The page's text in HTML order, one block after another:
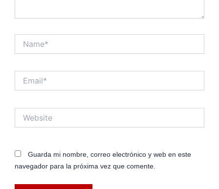
Guarda mi nombre, correo electrónico y web en este
navegador para la próxima vez que comente.